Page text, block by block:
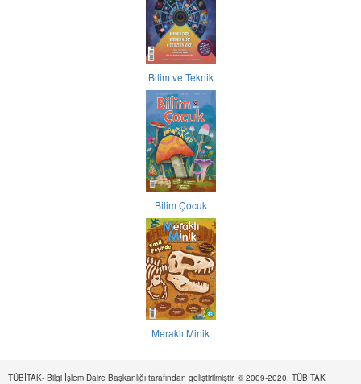
Bilim ve Teknik
Bilim Çocuk
Meraklı Minik
TÜBİTAK- Bilgi İşlem Daire Başkanlığı tarafından geliştirilmiştir. © 2009-2020, TÜBİTAK